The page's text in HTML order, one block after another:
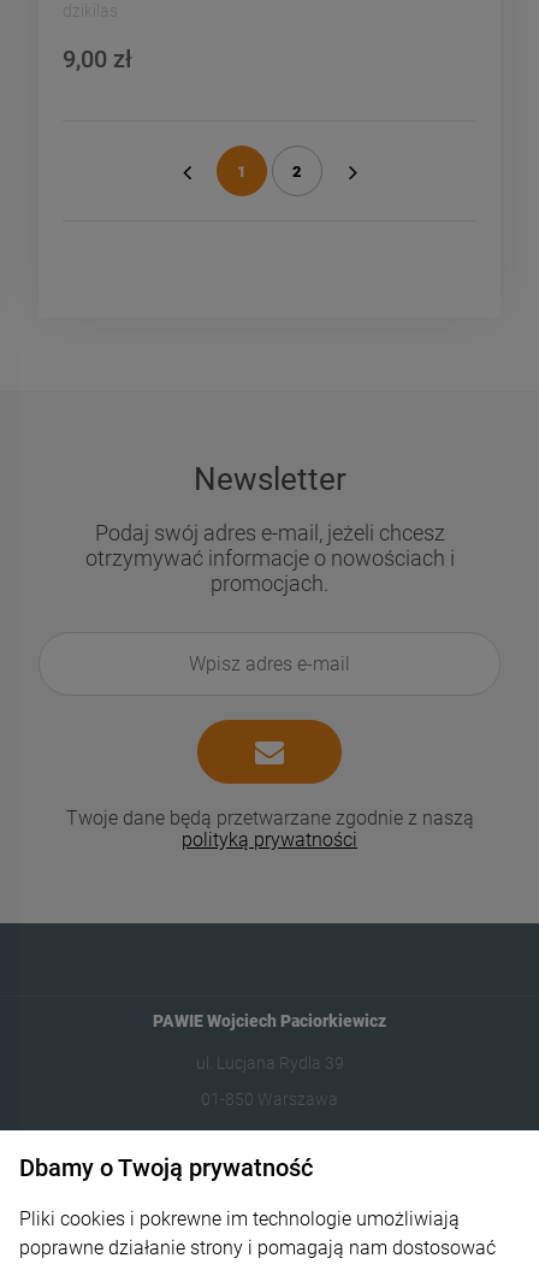
dzikilas
9,00 zł
1 2
Newsletter
Podaj swój adres e-mail, jeżeli chcesz
otrzymywać informacje o nowościach i
promocjach.
Twoje dane będą przetwarzane zgodnie z naszą
polityką prywatności
PAWIE Wojciech Paciorkiewicz
ul. Lucjana Rydla 39
01-850 Warszawa
609981005
Dbamy o Twoją prywatność
Pliki cookies i pokrewne im technologie umożliwiają
poprawne działanie strony i pomagają nam dostosować